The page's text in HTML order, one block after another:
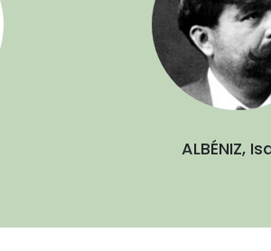
ALBÉNIZ,